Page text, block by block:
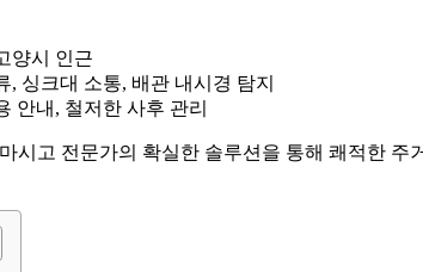
양시 인근
, 싱크대 소통, 배관 내시경 탐지
안내, 철저한 사후 관리
시고 전문가의 확실한 솔루션을 통해 쾌적한